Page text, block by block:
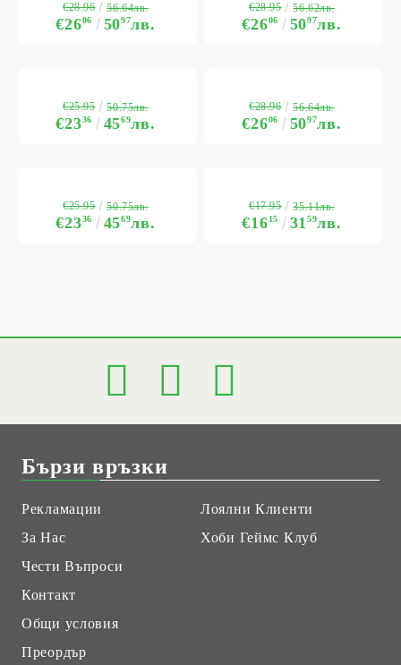
€2606 5097лв.
€28.96 56.64лв.
€2606 5097лв.
€28.95 56.62лв.
€2336 4569лв.
€25.95 50.75лв.
€2606 5097лв.
€28.96 56.64лв.
€2336 4569лв.
€25.95 50.75лв.
€1615 3159лв.
€17.95 35.11лв.
Бързи връзки
Рекламации
За Нас
Чести Въпроси
Контакт
Общи условия
Преордър
Лоялни Клиенти
Хоби Геймс Клуб